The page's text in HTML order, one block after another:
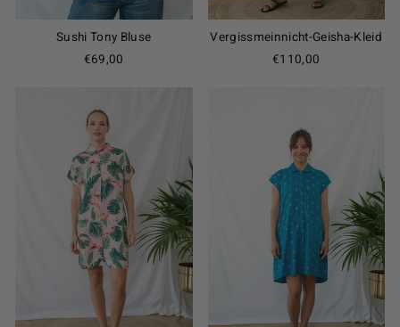
Sushi Tony Bluse
€69,00
Vergissmeinnicht-Geisha-Kleid
€110,00